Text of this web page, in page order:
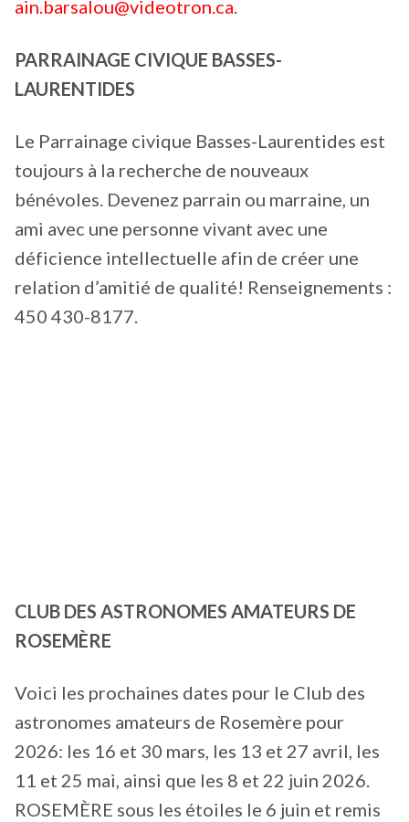
ain.barsalou@videotron.ca.
PARRAINAGE CIVIQUE BASSES-
LAURENTIDES
Le Parrainage civique Basses-Laurentides est
toujours à la recherche de nouveaux
bénévoles. Devenez parrain ou marraine, un
ami avec une personne vivant avec une
déficience intellectuelle afin de créer une
relation d’amitié de qualité! Renseignements :
450 430-8177.
CLUB DES ASTRONOMES AMATEURS DE
ROSEMÈRE
Voici les prochaines dates pour le Club des
astronomes amateurs de Rosemère pour
2026: les 16 et 30 mars, les 13 et 27 avril, les
11 et 25 mai, ainsi que les 8 et 22 juin 2026.
ROSEMÈRE sous les étoiles le 6 juin et remis